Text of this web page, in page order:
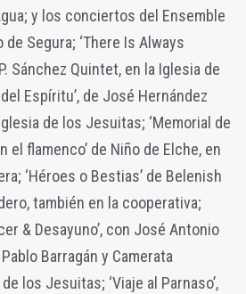
y los conciertos del Ensemble
Segura; ‘There Is Always
Sánchez Quintet, en la Iglesia de
Espíritu’, de José Hernández
de los Jesuitas; ‘Memorial de
el flamenco’ de Niño de Elche, en
‘Héroes o Bestias’ de Belenish
también en la cooperativa;
& Desayuno’, con José Antonio
Barragán y Camerata
los Jesuitas; ‘Viaje al Parnaso’,